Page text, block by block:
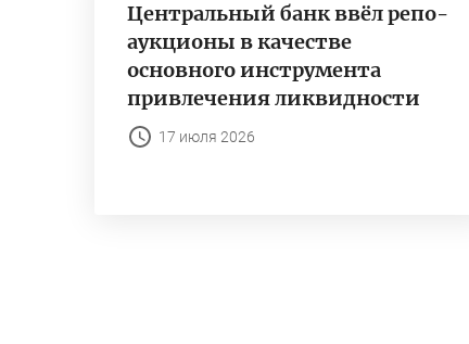
Центральный банк ввёл репо-
аукционы в качестве
основного инструмента
привлечения ликвидности
17 июля 2026